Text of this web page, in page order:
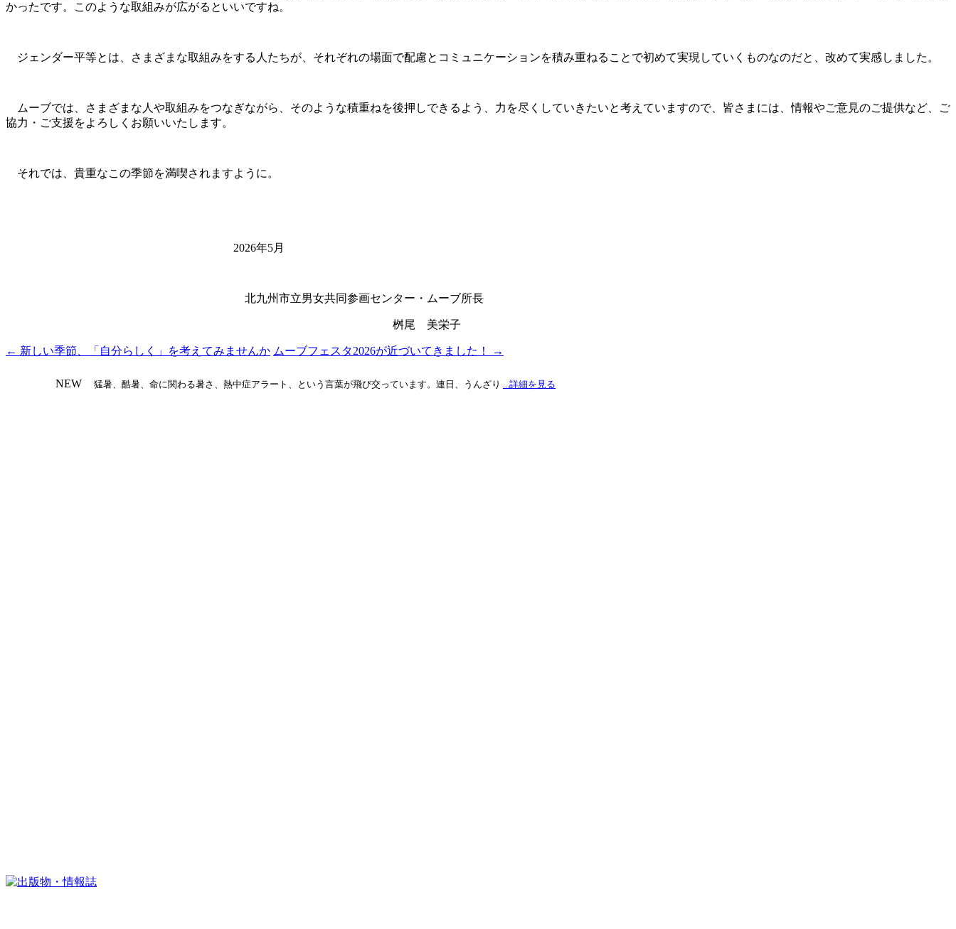
かったです。このような取組みが広がるといいですね。
ジェンダー平等とは、さまざまな取組みをする人たちが、それぞれの場面で配慮とコミュニケーションを積み重ねることで初めて実現していくものなのだと、改めて実感しました。
ムーブでは、さまざまな人や取組みをつなぎながら、そのような積重ねを後押しできるよう、力を尽くしていきたいと考えていますので、皆さまには、情報やご意見のご提供など、ご
協力・ご支援をよろしくお願いいたします。
それでは、貴重なこの季節を満喫されますように。
2026年5月
北九州市立男女共同参画センター・ムーブ所長
桝尾 美栄子
投
← 新しい季節、「自分らしく」を考えてみませんか ムーブフェスタ2026が近づいてきました！ →
NEW 猛暑、酷暑、命に関わる暑さ、熱中症アラート、という言葉が飛び交っています。連日、うんざり ...詳細を見る